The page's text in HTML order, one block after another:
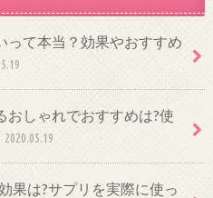
って本当？効果やおすすめ
おしゃれでおすすめは?使
2020.05.19
果は?サプリを実際に使っ